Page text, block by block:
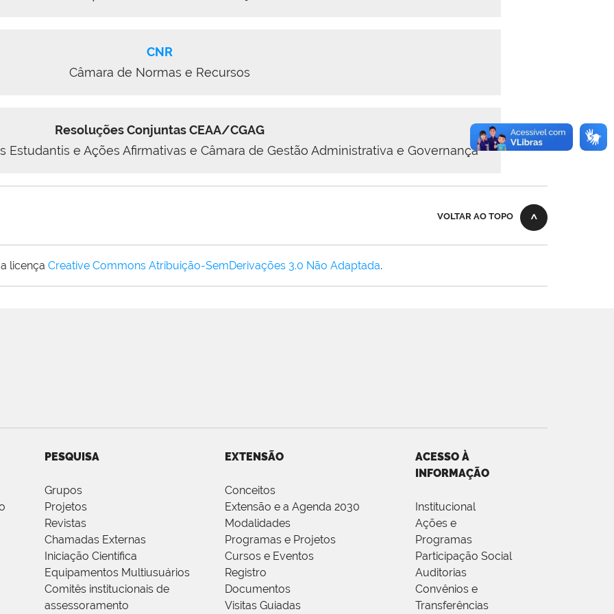
CNR
Câmara de Normas e Recursos
Resoluções Conjuntas CEAA/CGAG
Estudantis e Ações Afirmativas e Câmara de Gestão Administrativa e Governança
VOLTAR AO TOPO
licença Creative Commons Atribuição-SemDerivações 3.0 Não Adaptada.
PESQUISA
Grupos
Projetos
Revistas
Chamadas Externas
Iniciação Científica
Equipamentos Multiusuários
Comitês institucionais de
assessoramento
EXTENSÃO
Conceitos
Extensão e a Agenda 2030
Modalidades
Programas e Projetos
Cursos e Eventos
Registro
Documentos
Visitas Guiadas
ACESSO À
INFORMAÇÃO
Institucional
Ações e
Programas
Participação Social
Auditorias
Convênios e
Transferências